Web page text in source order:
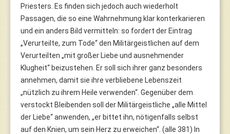
Priesters. Es finden sich jedoch auch wiederholt
Passagen, die so eine Wahrnehmung klar konterkarieren
und ein anders Bild vermitteln: so fordert der Eintrag
„Verurteilte, zum Tode“ den Militärgeistlichen auf dem
Verurteilten „mit großer Liebe und ausnehmender
Klugheit“ beizustehen. Er soll sich ihrer ganz besonders
annehmen, damit sie ihre verbliebene Lebenszeit
„nützlich zu ihrem Heile verwenden“. Gegenüber dem
verstockt Bleibenden soll der Militärgeistliche „alle Mittel
der Liebe“ anwenden, „er bittet ihn, nötigenfalls selbst
auf den Knien, um sein Herz zu erweichen“. (alle 381) In